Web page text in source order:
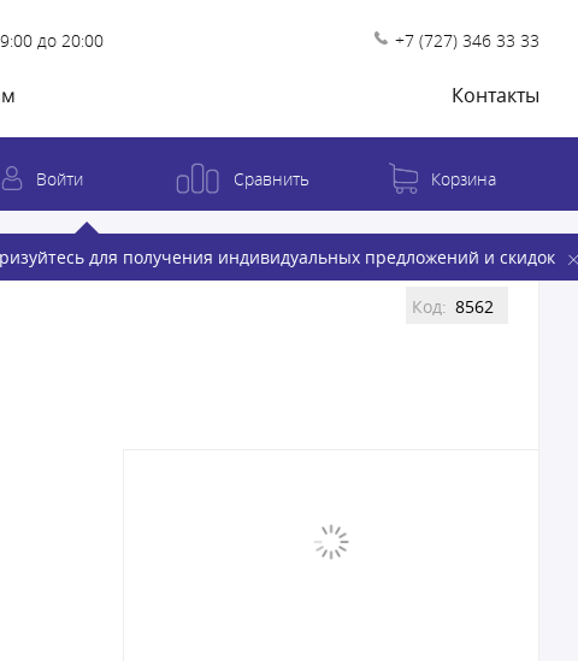
до 20:00 +7 (727) 346 33 33
Контакты
Войти
для получения индивидуальных предложений и скидок
Сравнить Корзина
Код: 8562